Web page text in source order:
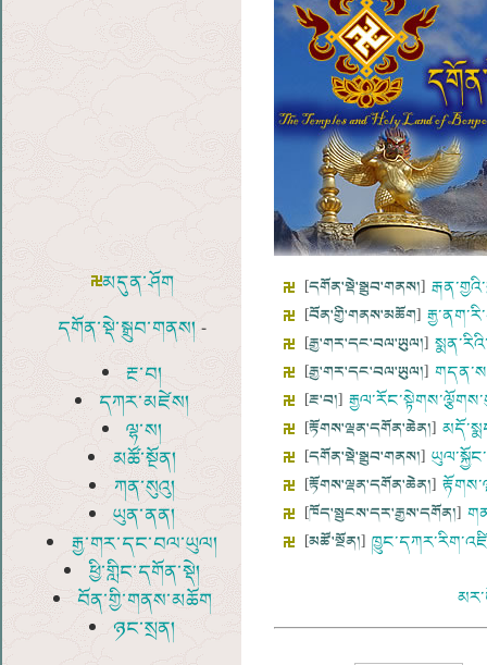
མདུན་ཤོག
དགོན་སྡེ་སྒྲུབ་གནས། -
རྔ་བ།
དཀར་མཛེས།
ལྷ་ས།
མཚོ་སྔོན།
ཀན་སུའུ།
ཡུན་ནན།
རྒྱ་གར་དང་བལ་ཡུལ།
ཕྱི་གླིང་དགོན་སྡེ།
བོན་གྱི་གནས་མཆོག
ཉང་སྲན།
[དགོན་སྡེ་སྒྲུབ་གནས།]
[བོན་གྱི་གནས་མཆོག]
[རྒྱ་གར་དང་བལ་ཡུལ།]
[རྒྱ་གར་དང་བལ་ཡུལ།]
[རྔ་བ།]
[རྟོགས་ལྡན་དགོན་ཆེན།]
[དགོན་སྡེ་སྒྲུབ་གནས།]
[རྟོགས་ལྡན་དགོན་ཆེན།]
[ཁོད་སྤུངས་དར་རྒྱས་དགོན།]
[མཚོ་སྔོན།]